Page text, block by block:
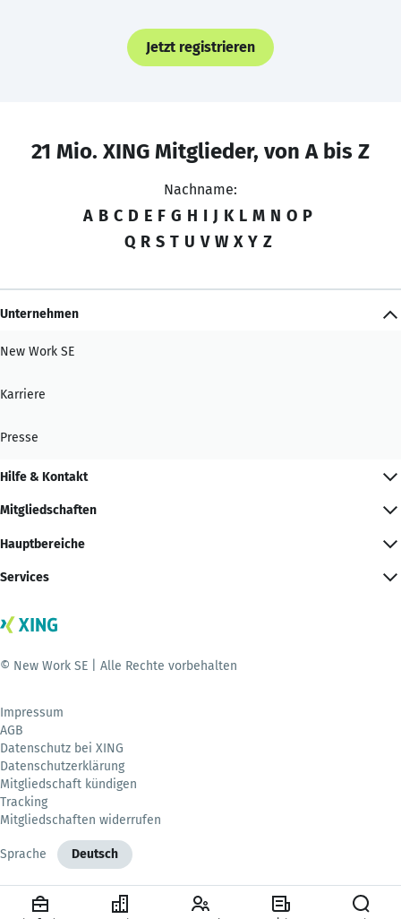
Jetzt registrieren
21 Mio. XING Mitglieder, von A bis Z
Nachname:
A B C D E F G H I J K L M N O P
Q R S T U V W X Y Z
Unternehmen
New Work SE
Karriere
Presse
Hilfe & Kontakt
Mitgliedschaften
Hauptbereiche
Services
© New Work SE | Alle Rechte vorbehalten
Impressum
AGB
Datenschutz bei XING
Datenschutzerklärung
Mitgliedschaft kündigen
Tracking
Mitgliedschaften widerrufen
Sprache Deutsch